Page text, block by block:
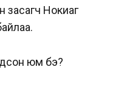
засагч Нокиаг
юм бэ?